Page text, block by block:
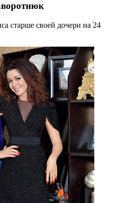
старше своей дочери на 24